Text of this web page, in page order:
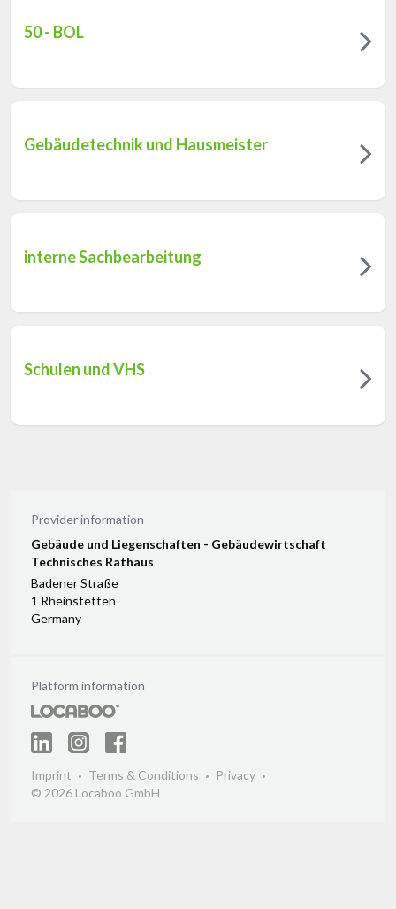
50 - BOL
Gebäudetechnik und Hausmeister
interne Sachbearbeitung
Schulen und VHS
Provider information
Gebäude und Liegenschaften - Gebäudewirtschaft
Technisches Rathaus
Badener Straße
1 Rheinstetten
Germany
Platform information
Imprint Terms & Conditions
Privacy
© 2026 Locaboo GmbH